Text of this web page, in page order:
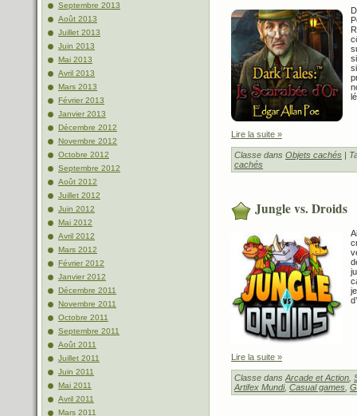
Septembre 2013
Août 2013
Juillet 2013
Juin 2013
Mai 2013
Avril 2013
Mars 2013
Février 2013
Janvier 2013
Décembre 2012
Novembre 2012
Octobre 2012
Septembre 2012
Août 2012
Juillet 2012
Juin 2012
Mai 2012
Avril 2012
Mars 2012
Février 2012
Janvier 2012
Décembre 2011
Novembre 2011
Octobre 2011
Septembre 2011
Août 2011
Juillet 2011
Juin 2011
Mai 2011
Avril 2011
Mars 2011
Lire la suite »
Classe dans Objets cachés |
cachés
Jungle vs. Droids
Lire la suite »
Classe dans Arcade et Action
Artifex Mundi, Casual games